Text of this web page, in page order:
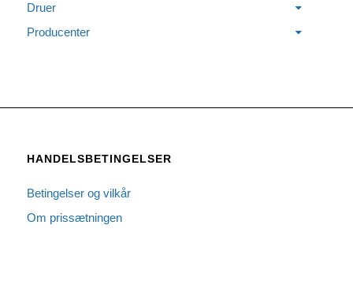
Druer
Producenter
HANDELSBETINGELSER
Betingelser og vilkår
Om prissætningen